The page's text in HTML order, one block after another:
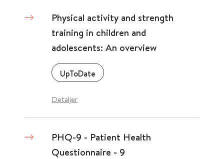
Physical activity and strength
training in children and
adolescents: An overview
UpToDate
Detaljer
PHQ-9 - Patient Health
Questionnaire - 9